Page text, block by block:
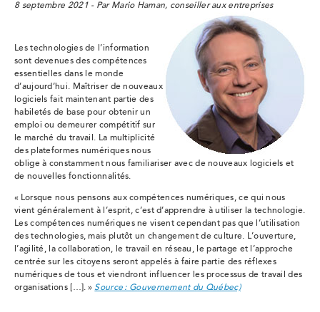
8 septembre 2021 - Par Mario Haman, conseiller aux entreprises
Les technologies de l’information
sont devenues des compétences
essentielles dans le monde
d’aujourd’hui. Maîtriser de nouveaux
logiciels fait maintenant partie des
habiletés de base pour obtenir un
emploi ou demeurer compétitif sur
le marché du travail. La multiplicité
des plateformes numériques nous
oblige à constamment nous familiariser avec de nouveaux logiciels et
de nouvelles fonctionnalités.
« Lorsque nous pensons aux compétences numériques, ce qui nous
vient généralement à l’esprit, c’est d’apprendre à utiliser la technologie.
Les compétences numériques ne visent cependant pas que l’utilisation
des technologies, mais plutôt un changement de culture. L’ouverture,
l’agilité, la collaboration, le travail en réseau, le partage et l’approche
centrée sur les citoyens seront appelés à faire partie des réflexes
numériques de tous et viendront influencer les processus de travail des
organisations […]. » Source : Gouvernement du Québec)